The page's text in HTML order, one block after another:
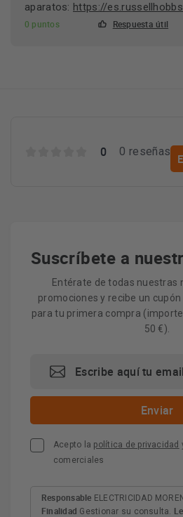
aparatos: https://
0 puntos Respuesta útil
0 0 reseñas
Suscríbete a
Entérate de todas nuestras
promociones y recibe un
para tu primera compra
50 €).
Acepto la política de privacidad
comerciales
Responsable ELECTRICIDAD
Finalidad Gestionar su consulta.